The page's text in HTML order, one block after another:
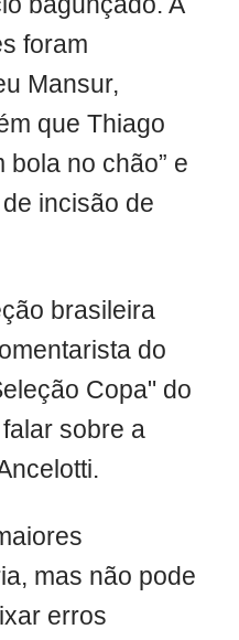
foram
Mansur,
que Thiago
bola no chão” e
incisão de
brasileira
do
Copa" do
sobre a
mas não pode
erros